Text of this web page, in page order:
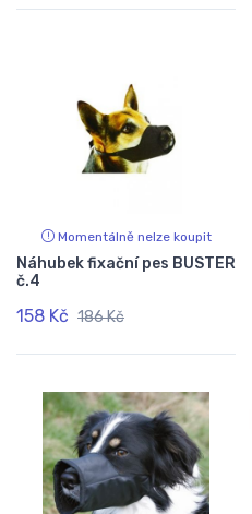
Momentálně nelze koupit
Náhubek fixační pes BUSTER
č.4
158 Kč 186 Kč